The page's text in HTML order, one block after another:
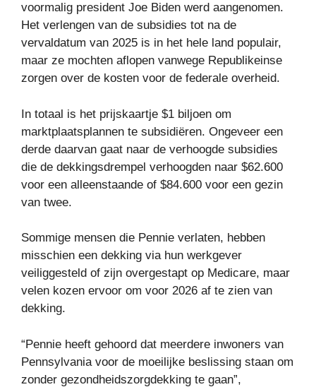
voormalig president Joe Biden werd aangenomen.
Het verlengen van de subsidies tot na de
vervaldatum van 2025 is in het hele land populair,
maar ze mochten aflopen vanwege Republikeinse
zorgen over de kosten voor de federale overheid.
In totaal is het prijskaartje $1 biljoen om
marktplaatsplannen te subsidiëren. Ongeveer een
derde daarvan gaat naar de verhoogde subsidies
die de dekkingsdrempel verhoogden naar $62.600
voor een alleenstaande of $84.600 voor een gezin
van twee.
Sommige mensen die Pennie verlaten, hebben
misschien een dekking via hun werkgever
veiliggesteld of zijn overgestapt op Medicare, maar
velen kozen ervoor om voor 2026 af te zien van
dekking.
“Pennie heeft gehoord dat meerdere inwoners van
Pennsylvania voor de moeilijke beslissing staan ​​om
zonder gezondheidszorgdekking te gaan”,